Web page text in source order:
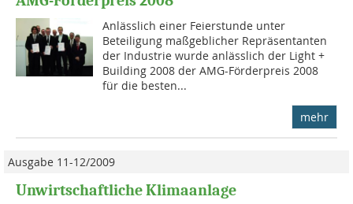
Anlässlich einer Feierstunde unter
Beteiligung maßgeblicher Repräsentanten
der Industrie wurde anlässlich der Light +
Building 2008 der AMG-Förderpreis 2008
für die besten...
mehr
Ausgabe 11-12/2009
Unwirtschaftliche Klimaanlage